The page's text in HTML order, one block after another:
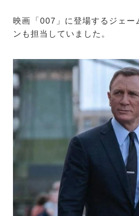
映画「007」に登場するジェー
ンも担当していました。